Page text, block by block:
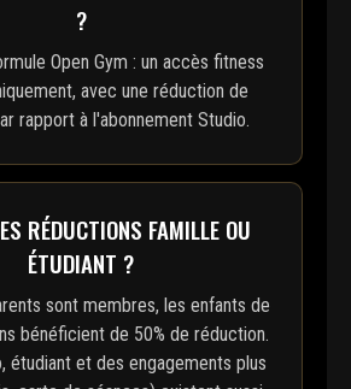
?
Open Gym : un accès fitness
avec une réduction de
rapport à l'abonnement Studio.
RÉDUCTIONS FAMILLE OU
ÉTUDIANT ?
sont membres, les enfants de
bénéficient de 50% de réduction.
étudiant et des engagements plus